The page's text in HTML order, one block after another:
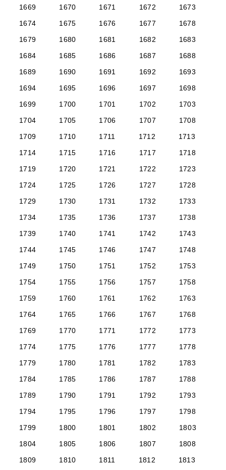
1669
1670 1671 1672
1673
1674
1675 1676 1677
1678
1679
1680 1681 1682
1683
1684
1685 1686 1687
1688
1689
1690 1691 1692
1693
1694
1695 1696 1697
1698
1699
1700 1701 1702
1703
1704
1705 1706 1707
1708
1709
1710 1711 1712
1713
1714
1715 1716 1717
1718
1719
1720 1721 1722
1723
1724
1725 1726 1727
1728
1729
1730 1731 1732
1733
1734
1735 1736 1737
1738
1739
1740 1741 1742
1743
1744
1745 1746 1747
1748
1749
1750 1751 1752
1753
1754
1755 1756 1757
1758
1759
1760 1761 1762
1763
1764
1765 1766 1767
1768
1769
1770 1771 1772
1773
1774
1775 1776 1777
1778
1779
1780 1781 1782
1783
1784
1785 1786 1787
1788
1789
1790 1791 1792
1793
1794
1795 1796 1797
1798
1799
1800 1801 1802
1803
1804
1805 1806 1807
1808
1809
1810 1811 1812
1813